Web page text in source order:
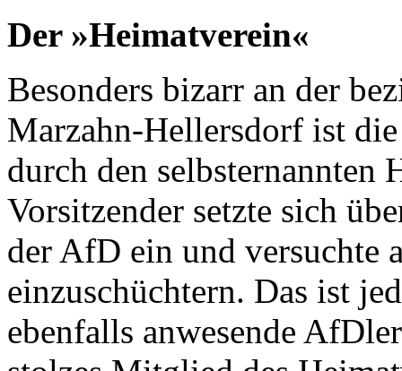
Der »Heimatverein«
Besonders bizarr an der
Marzahn-Hellersdorf ist
durch den selbsternannten
Vorsitzender setzte sich
der AfD ein und versuchte
einzuschüchtern. Das ist
ebenfalls anwesende